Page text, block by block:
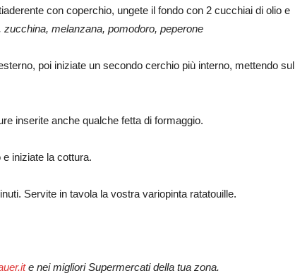
con coperchio, ungete il fondo con 2 cucchiai di olio e
zucchina, melanzana, pomodoro, peperone
poi iniziate un secondo cerchio più interno, mettendo sul
inserite anche qualche fetta di formaggio.
iniziate la cottura.
Servite in tavola la vostra variopinta ratatouille.
e nei migliori Supermercati della tua zona.